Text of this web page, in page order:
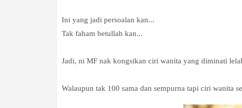
Ini yang jadi persoalan kan...
Tak faham betullah kan...
Jadi, ni MF nak kongsikan ciri wanita yang diminati
Walaupun tak 100 sama dan sempurna tapi ciri wanita